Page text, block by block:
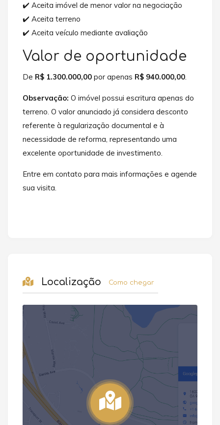
✔️ Aceita imóvel de menor valor na negociação
✔️ Aceita terreno
✔️ Aceita veículo mediante avaliação
Valor de oportunidade
De R$ 1.300.000,00 por apenas R$ 940.000,00.
Observação: O imóvel possui escritura apenas do
terreno. O valor anunciado já considera desconto
referente à regularização documental e à
necessidade de reforma, representando uma
excelente oportunidade de investimento.
Entre em contato para mais informações e agende
sua visita.
Localização Como chegar